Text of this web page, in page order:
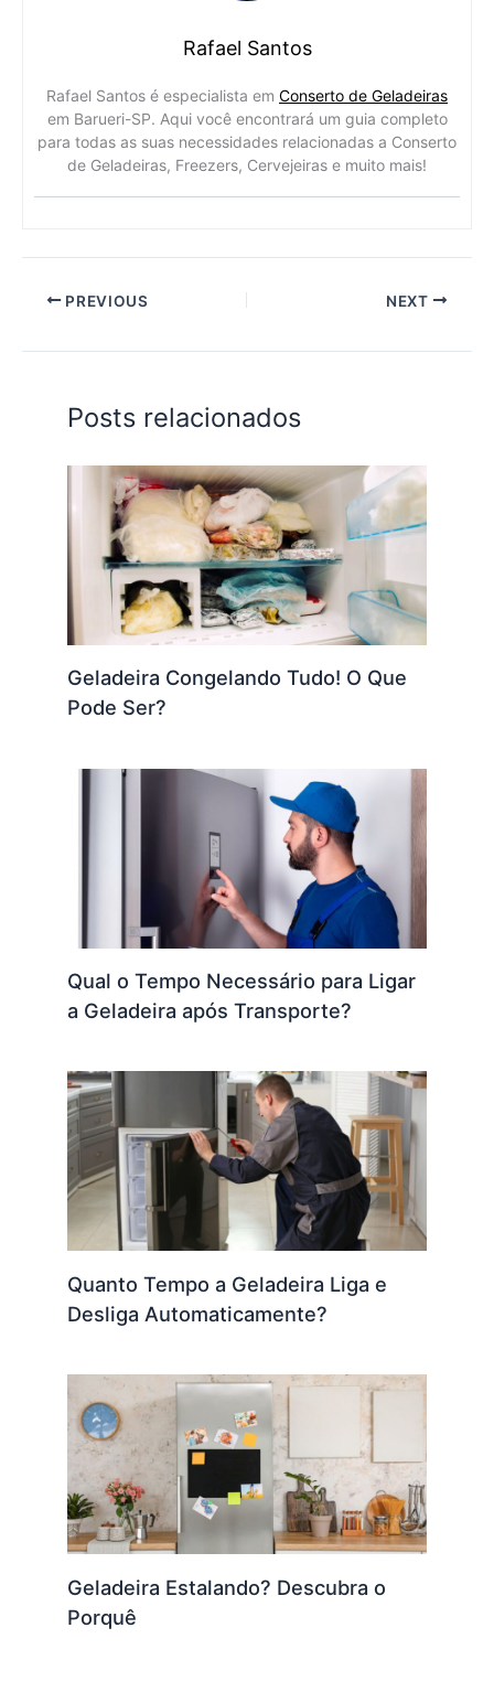
Rafael Santos
Rafael Santos é especialista em Conserto de Geladeiras
em Barueri-SP. Aqui você encontrará um guia completo
para todas as suas necessidades relacionadas a Conserto
de Geladeiras, Freezers, Cervejeiras e muito mais!
PREVIOUS NEXT
Posts relacionados
Geladeira Congelando Tudo! O Que
Pode Ser?
Qual o Tempo Necessário para Ligar
a Geladeira após Transporte?
Quanto Tempo a Geladeira Liga e
Desliga Automaticamente?
Geladeira Estalando? Descubra o
Porquê